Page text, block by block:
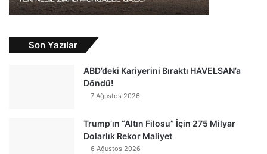
Son Yazılar
ABD’deki Kariyerini Bıraktı HAVELSAN’a
Döndü!
7 Ağustos 2026
Trump’ın “Altın Filosu” İçin 275 Milyar
Dolarlık Rekor Maliyet
6 Ağustos 2026